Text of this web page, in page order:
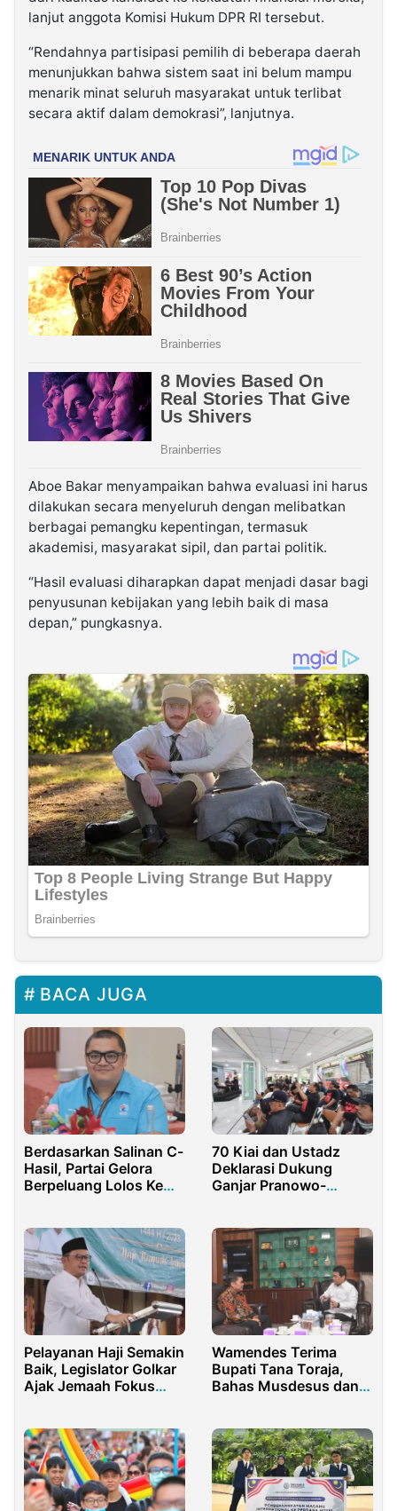
lanjut anggota Komisi Hukum DPR RI tersebut.
“Rendahnya partisipasi pemilih di beberapa daerah
menunjukkan bahwa sistem saat ini belum mampu
menarik minat seluruh masyarakat untuk terlibat
secara aktif dalam demokrasi”, lanjutnya.
Aboe Bakar menyampaikan bahwa evaluasi ini harus
dilakukan secara menyeluruh dengan melibatkan
berbagai pemangku kepentingan, termasuk
akademisi, masyarakat sipil, dan partai politik.
“Hasil evaluasi diharapkan dapat menjadi dasar bagi
penyusunan kebijakan yang lebih baik di masa
depan,” pungkasnya.
BACA JUGA
Berdasarkan Salinan C-
Hasil, Partai Gelora
Berpeluang Lolos Ke
70 Kiai dan Ustadz
Deklarasi Dukung
Ganjar Pranowo-
Pelayanan Haji Semakin
Baik, Legislator Golkar
Ajak Jemaah Fokus
Wamendes Terima
Bupati Tana Toraja,
Bahas Musdesus dan